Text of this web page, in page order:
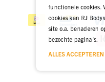
functionele cookies.
cookies kan RJ
site o.a. benaderen
bezochte pagina's.
ALLES ACCEPTEREN